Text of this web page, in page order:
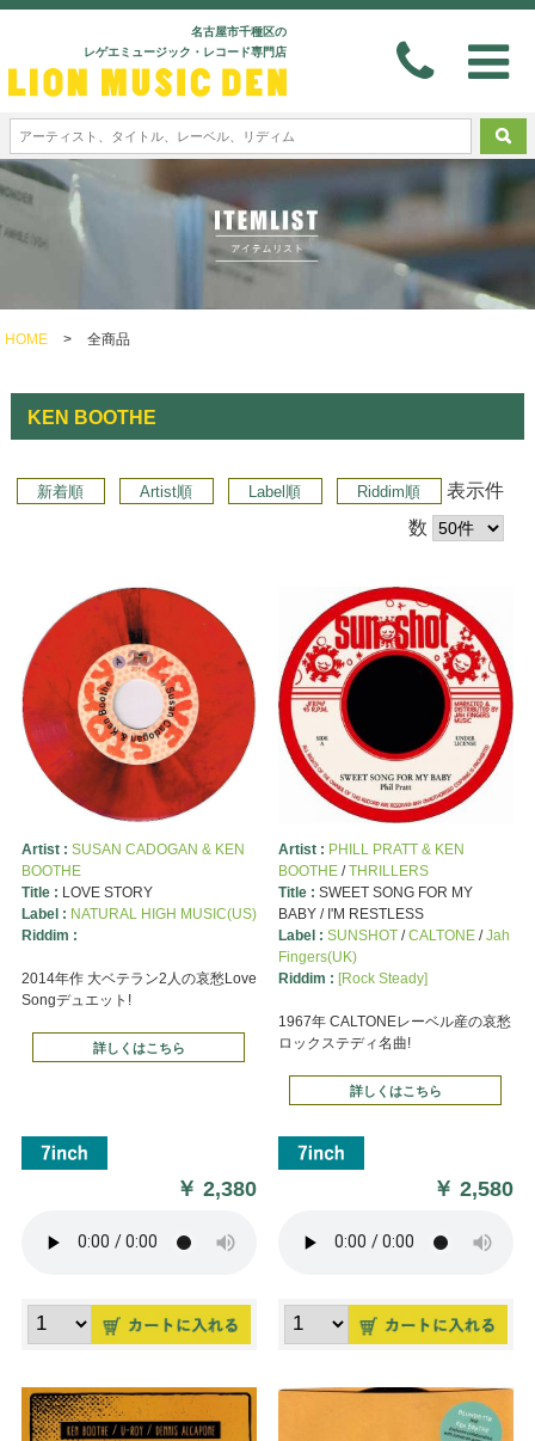
名古屋市千種区の
レゲエミュージック・レコード専門店
HOME > 全商品
KEN BOOTHE
新着順 Artist順 Label順 Riddim順
表示件
数
Artist : SUSAN CADOGAN & KEN
BOOTHE
Title : LOVE STORY
Label : NATURAL HIGH MUSIC(US)
Riddim :
2014年作 大ベテラン2人の哀愁Love
Songデュエット!
詳しくはこちら
￥2,380
Artist : PHILL PRATT & KEN
BOOTHE/THRILLERS
Title : SWEET SONG FOR MY
BABY / I'M RESTLESS
Label : SUNSHOT/CALTONE/Jah
Fingers(UK)
Riddim : [Rock Steady]
1967年 CALTONEレーベル産の哀愁
ロックステディ名曲!
詳しくはこちら
￥2,580